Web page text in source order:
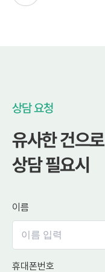
상담 요청
유사한 건으로
상담 필요시
이름
휴대폰번호